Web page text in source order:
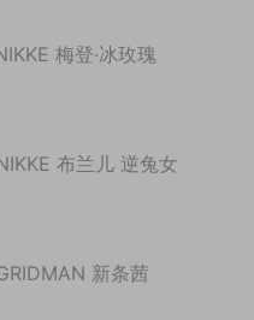
梅登·冰玫瑰
布兰儿 逆兔女
新条茜